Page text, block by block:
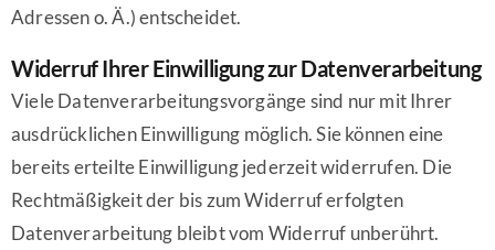
Adressen o. Ä.) entscheidet.
Widerruf Ihrer Einwilligung zur Datenverarbeitung
Viele Datenverarbeitungsvorgänge sind nur mit Ihrer
ausdrücklichen Einwilligung möglich. Sie können eine
bereits erteilte Einwilligung jederzeit widerrufen. Die
Rechtmäßigkeit der bis zum Widerruf erfolgten
Datenverarbeitung bleibt vom Widerruf unberührt.